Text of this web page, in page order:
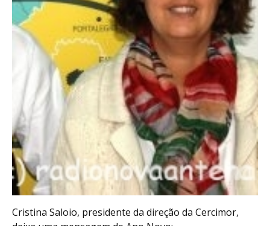
Cristina Saloio, presidente da direção da Cercimor,